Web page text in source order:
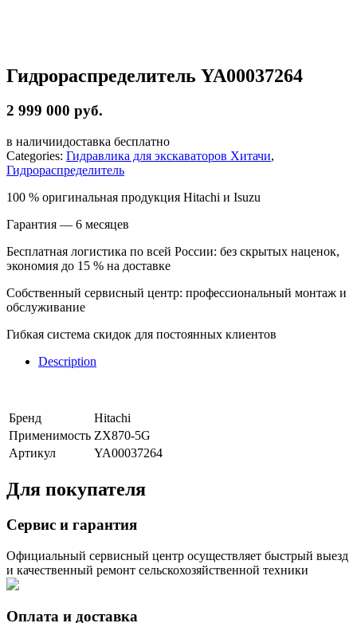
Гидрораспределитель YA00037264
2 999 000 руб.
в наличиидоставка бесплатно
Categories: Гидравлика для экскаваторов Хитачи,
Гидрораспределитель
100 % оригинальная продукция Hitachi и Isuzu
Гарантия — 6 месяцев
Бесплатная логистика по всей России: без скрытых наценок,
экономия до 15 % на доставке
Собственный сервисный центр: профессиональный монтаж и
обслуживание
Гибкая система скидок для постоянных клиентов
Description
Бренд
Hitachi
Применимость ZX870-5G
Артикул
YA00037264
Для покупателя
Сервис и гарантия
Официальный сервисный центр осуществляет быстрый выезд
и качественный ремонт сельскохозяйственной техники
Оплата и доставка